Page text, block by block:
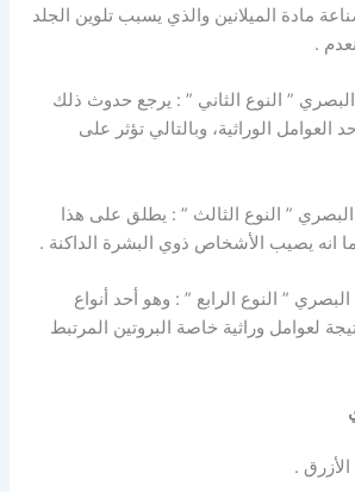
مادة الميلانين والذي يسبب تلوين الجلد
.
” النوع الثاني ” : يرجع حدوث ذلك
الوراثية، وبالتالي تؤثر على
” النوع الثالث ” : يطلق على هذا
انه يصيب الأشخاص ذوي البشرة الداكنة .
” النوع الرابع ” : وهو أحد أنواع
لعوامل وراثية خاصة البروتين المرتبط